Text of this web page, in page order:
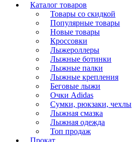
Каталог товаров
Товары со скидкой
Популярные товары
Новые товары
Кроссовки
Лыжероллеры
Лыжные ботинки
Лыжные палки
Лыжные крепления
Беговые лыжи
Очки Adidas
Сумки, рюкзаки, чехлы
Лыжная смазка
Лыжная одежда
Топ продаж
Прокат